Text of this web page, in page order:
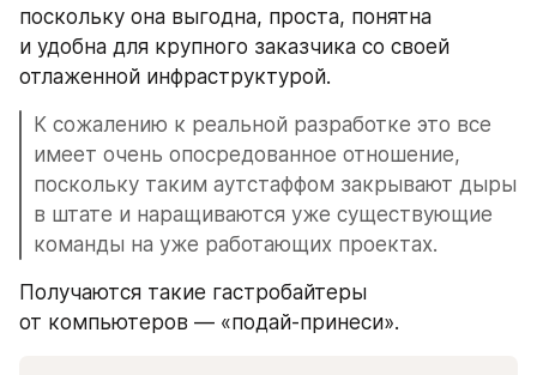
поскольку она выгодна, проста, понятна
и удобна для крупного заказчика со своей
отлаженной инфраструктурой.
К сожалению к реальной разработке это все
имеет очень опосредованное отношение,
поскольку таким аутстаффом закрывают дыры
в штате и наращиваются уже существующие
команды на уже работающих проектах.
Получаются такие гастробайтеры
от компьютеров — «подай-принеси».